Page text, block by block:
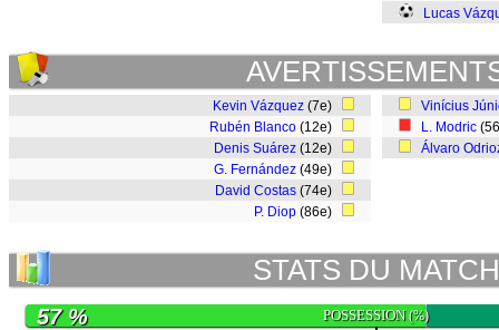
Lucas
Kevin Vázquez (7e)
Rubén Blanco (12e)
Denis Suárez (12e)
G. Fernández (49e)
David Costas (74e)
P. Diop (86e)
Vinícius
L. Modric
Álvaro
STATS DU MATCH
POSSESSION(%)
57 %